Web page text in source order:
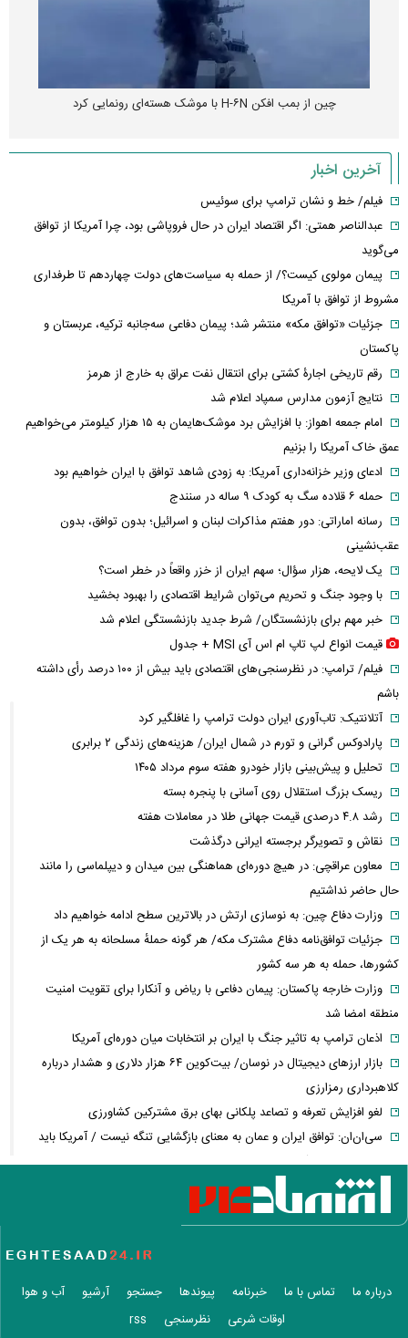
چین از بمب افکن H-۶N با موشک هسته‌ای رونمایی کرد
آخرین اخبار
فیلم/ خط و نشان ترامپ برای سوئیس
عبدالناصر همتی: اگر اقتصاد ایران در حال فروپاشی بود، چرا آمریکا از توافق
می‌گوید
پیمان مولوی کیست؟/ از حمله به سیاست‌های دولت چهاردهم تا طرفداری
مشروط از توافق با آمریکا
جزئیات «توافق مکه» منتشر شد؛ پیمان دفاعی سه‌جانبه ترکیه، عربستان و
پاکستان
رقم تاریخی اجارۀ کشتی برای انتقال نفت عراق به خارج از هرمز
نتایج آزمون مدارس سمپاد اعلام شد
امام‌ جمعه اهواز: با افزایش برد موشک‌هایمان به ۱۵ هزار کیلومتر می‌خواهیم
عمق خاک آمریکا را بزنیم
ادعای وزیر خزانه‌داری آمریکا: به زودی شاهد توافق با ایران خواهیم بود
حمله ۶ قلاده سگ به کودک ۹ ساله در سنندج
رسانه اماراتی: دور هفتم مذاکرات لبنان و اسرائیل؛ بدون توافق، بدون
عقب‌نشینی
یک لایحه، هزار سؤال؛ سهم ایران از خزر واقعاً در خطر است؟
با وجود جنگ و تحریم می‌توان شرایط اقتصادی را بهبود بخشید
خبر مهم برای بازنشستگان/ شرط جدید بازنشستگی اعلام شد
قیمت انواع لپ تاپ ام اس آی MSI + جدول
فیلم/ ترامپ: در نظرسنجی‌های اقتصادی باید بیش از ۱۰۰ درصد رأی داشته
باشم
آتلانتیک: تاب‌آوری ایران دولت ترامپ را غافلگیر کرد
پارادوکس گرانی و تورم در شمال ایران/ هزینه‌های زندگی ۲ برابری
تحلیل و پیش‌بینی بازار خودرو هفته سوم مرداد ۱۴۰۵
ریسک بزرگ استقلال روی آسانی با پنجره بسته
رشد ۴.۸ درصدی قیمت جهانی طلا در معاملات هفته
نقاش و تصویرگر برجسته ایرانی درگذشت
معاون عراقچی: در هیچ دوره‌ای هماهنگی بین میدان و دیپلماسی را مانند
حال حاضر نداشتیم
وزارت دفاع چین: به نوسازی ارتش در بالاترین سطح ادامه خواهیم داد
جزئیات توافق‌نامه دفاع مشترک مکه/ هر گونه حملهٔ مسلحانه به هر یک از
کشورها، حمله به هر سه کشور
وزارت خارجه پاکستان: پیمان دفاعی با ریاض و آنکارا برای تقویت امنیت
منطقه امضا شد
اذعان ترامپ به تاثیر جنگ با ایران بر انتخابات میان دوره‌ای آمریکا
بازار ارزهای دیجیتال در نوسان/ بیت‌کوین ۶۴ هزار دلاری و هشدار درباره
کلاهبرداری رمزارزی
لغو افزایش تعرفه و تصاعد پلکانی بهای برق مشترکین کشاورزی
سی‌ان‌ان: توافق ایران و عمان به معنای بازگشایی تنگه نیست / آمریکا باید
شروط بیشتری را برآورده کند
فعال‌سازی کیف پول ایران با یک کد دستوری/ انتقال وجه با شماره تلفن
همراه
فوری/ جزئیات جدید از مذاکرات تنگه هرمز/ انطباق با حقوق بین‌الملل و
ممنوعیت عبور ناوهای آمریکا
درباره ما تماس با ما خبرنامه پیوندها جستجو آرشیو
آب و هوا
اوقات شرعی
نظرسنجی rss